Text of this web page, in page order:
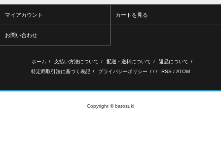
マイアカウント カートを見る
お問い合わせ
ホーム / 支払い方法について / 配送・送料について / 返品について /
特定商取引法に基づく表記 / プライバシーポリシー / / / RSS / ATOM
Copyright © batosuki